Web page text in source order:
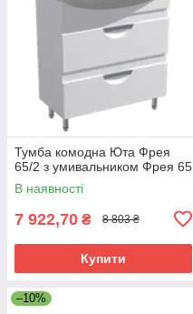
Тумба комодна Юта Фрея
65/2 з умивальником Фрея 65
В наявності
7 922,70 ₴ 8 803 ₴
Купити
–10%